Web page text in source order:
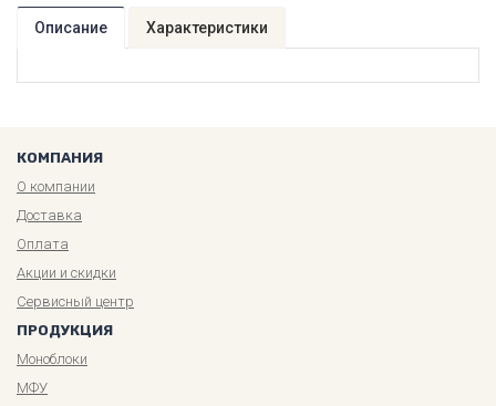
Описание Характеристики
КОМПАНИЯ
О компании
Доставка
Оплата
Акции и скидки
Сервисный центр
ПРОДУКЦИЯ
Моноблоки
МФУ